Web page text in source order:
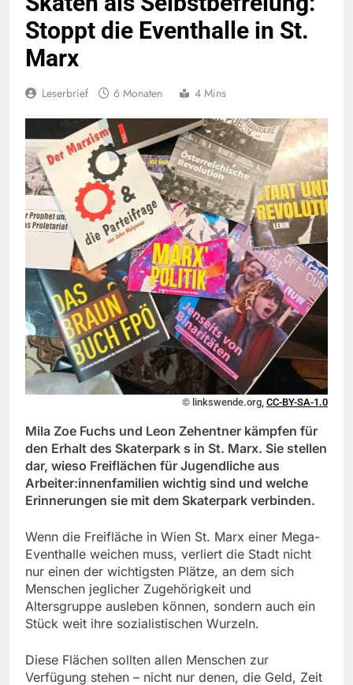
Stoppt die Eventhalle in St.
Marx
Leserbrief 6 Monaten 4 Mins
© linkswende.org, CC-BY-SA-1.0
Mila Zoe Fuchs und Leon Zehentner kämpfen für
den Erhalt des Skaterpark s in St. Marx. Sie stellen
dar, wieso Freiflächen für Jugendliche aus
Arbeiter:innenfamilien wichtig sind und welche
Erinnerungen sie mit dem Skaterpark verbinden.
Wenn die Freifläche in Wien St. Marx einer Mega-
Eventhalle weichen muss, verliert die Stadt nicht
nur einen der wichtigsten Plätze, an dem sich
Menschen jeglicher Zugehörigkeit und
Altersgruppe ausleben können, sondern auch ein
Stück weit ihre sozialistischen Wurzeln.
Diese Flächen sollten allen Menschen zur
Verfügung stehen – nicht nur denen, die Geld, Zeit